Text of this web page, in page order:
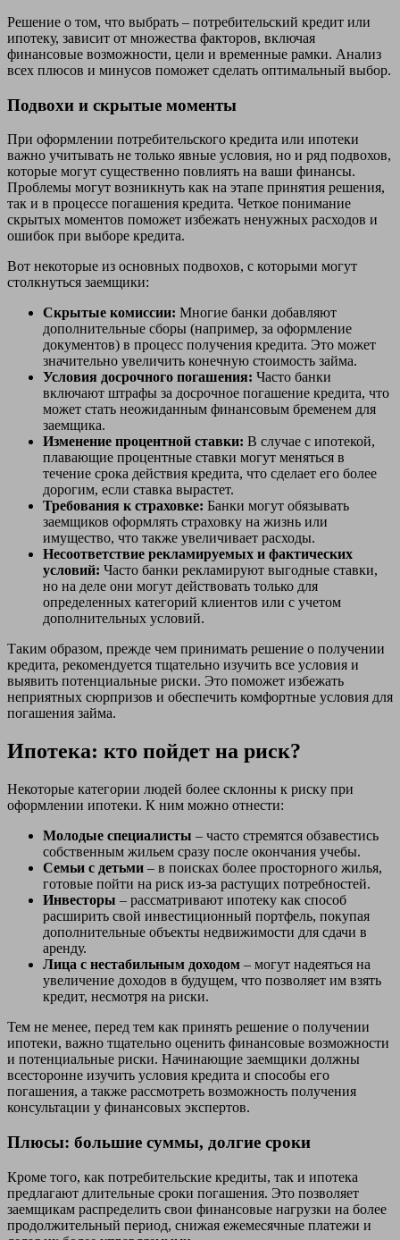
Решение о том, что выбрать – потребительский кредит или
ипотеку, зависит от множества факторов, включая
финансовые возможности, цели и временные рамки. Анализ
всех плюсов и минусов поможет сделать оптимальный выбор.
Подвохи и скрытые моменты
При оформлении потребительского кредита или ипотеки
важно учитывать не только явные условия, но и ряд подвохов,
которые могут существенно повлиять на ваши финансы.
Проблемы могут возникнуть как на этапе принятия решения,
так и в процессе погашения кредита. Четкое понимание
скрытых моментов поможет избежать ненужных расходов и
ошибок при выборе кредита.
Вот некоторые из основных подвохов, с которыми могут
столкнуться заемщики:
Скрытые комиссии: Многие банки добавляют
дополнительные сборы (например, за оформление
документов) в процесс получения кредита. Это может
значительно увеличить конечную стоимость займа.
Условия досрочного погашения: Часто банки
включают штрафы за досрочное погашение кредита, что
может стать неожиданным финансовым бременем для
заемщика.
Изменение процентной ставки: В случае с ипотекой,
плавающие процентные ставки могут меняться в
течение срока действия кредита, что сделает его более
дорогим, если ставка вырастет.
Требования к страховке: Банки могут обязывать
заемщиков оформлять страховку на жизнь или
имущество, что также увеличивает расходы.
Несоответствие рекламируемых и фактических
условий: Часто банки рекламируют выгодные ставки,
но на деле они могут действовать только для
определенных категорий клиентов или с учетом
дополнительных условий.
Таким образом, прежде чем принимать решение о получении
кредита, рекомендуется тщательно изучить все условия и
выявить потенциальные риски. Это поможет избежать
неприятных сюрпризов и обеспечить комфортные условия для
погашения займа.
Ипотека: кто пойдет на риск?
Некоторые категории людей более склонны к риску при
оформлении ипотеки. К ним можно отнести:
Молодые специалисты – часто стремятся обзавестись
собственным жильем сразу после окончания учебы.
Семьи с детьми – в поисках более просторного жилья,
готовые пойти на риск из-за растущих потребностей.
Инвесторы – рассматривают ипотеку как способ
расширить свой инвестиционный портфель, покупая
дополнительные объекты недвижимости для сдачи в
аренду.
Лица с нестабильным доходом – могут надеяться на
увеличение доходов в будущем, что позволяет им взять
кредит, несмотря на риски.
Тем не менее, перед тем как принять решение о получении
ипотеки, важно тщательно оценить финансовые возможности
и потенциальные риски. Начинающие заемщики должны
всесторонне изучить условия кредита и способы его
погашения, а также рассмотреть возможность получения
консультации у финансовых экспертов.
Плюсы: большие суммы, долгие сроки
Кроме того, как потребительские кредиты, так и ипотека
предлагают длительные сроки погашения. Это позволяет
заемщикам распределить свои финансовые нагрузки на более
продолжительный период, снижая ежемесячные платежи и